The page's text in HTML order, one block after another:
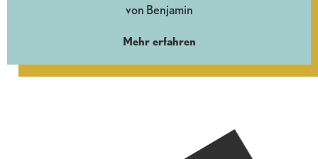
von Benjamin
Mehr erfahren